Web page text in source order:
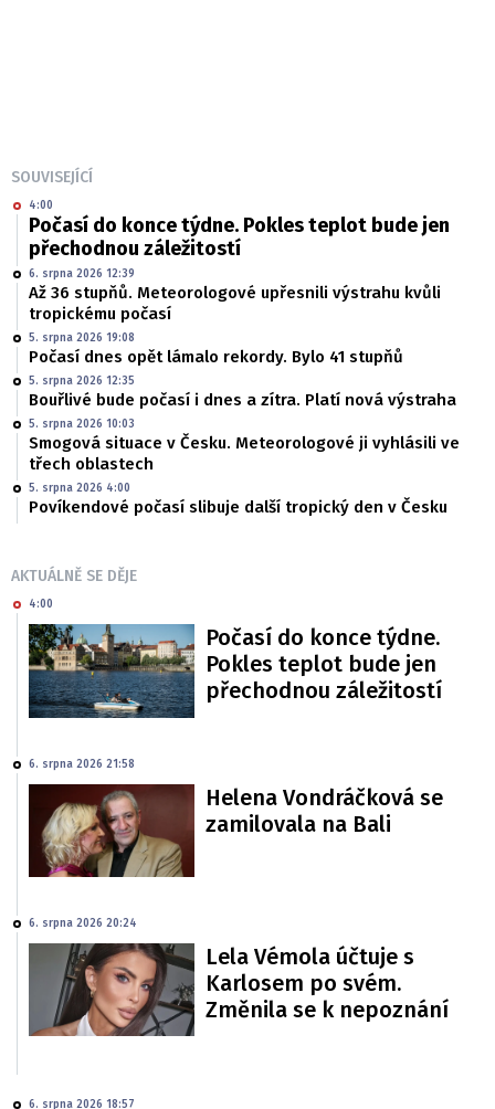
SOUVISEJÍCÍ
4:00
Počasí do konce týdne. Pokles teplot bude jen
přechodnou záležitostí
6. srpna 2026 12:39
Až 36 stupňů. Meteorologové upřesnili výstrahu kvůli
tropickému počasí
5. srpna 2026 19:08
Počasí dnes opět lámalo rekordy. Bylo 41 stupňů
5. srpna 2026 12:35
Bouřlivé bude počasí i dnes a zítra. Platí nová výstraha
5. srpna 2026 10:03
Smogová situace v Česku. Meteorologové ji vyhlásili ve
třech oblastech
5. srpna 2026 4:00
Povíkendové počasí slibuje další tropický den v Česku
AKTUÁLNĚ SE DĚJE
4:00
Počasí do konce týdne.
Pokles teplot bude jen
přechodnou záležitostí
6. srpna 2026 21:58
Helena Vondráčková se
zamilovala na Bali
6. srpna 2026 20:24
Lela Vémola účtuje s
Karlosem po svém.
Změnila se k nepoznání
6. srpna 2026 18:57